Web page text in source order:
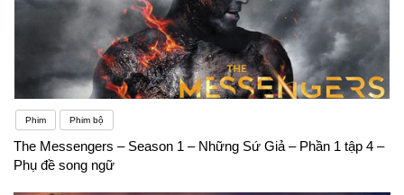
Phim Phim bộ
The Messengers – Season 1 – Những Sứ Giả – Phần 1 tập 4 –
Phụ đề song ngữ